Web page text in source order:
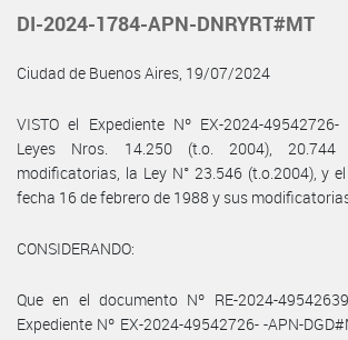
DI-2024-1784-APN-DNRYRT#MT
Ciudad de Buenos Aires, 19/07/2024
VISTO el Expediente Nº EX-2024-49542726-
Leyes Nros. 14.250 (t.o. 2004),
modificatorias, la Ley N° 23.546 (t.o.2004), y
fecha 16 de febrero de 1988 y sus
CONSIDERANDO:
Que en el documento Nº RE-2024-
Expediente Nº EX-2024-49542726- -APN-